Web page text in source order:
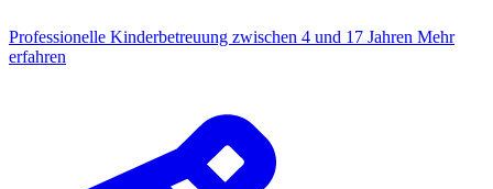
Professionelle Kinderbetreuung zwischen 4 und 17 Jahren Mehr
erfahren